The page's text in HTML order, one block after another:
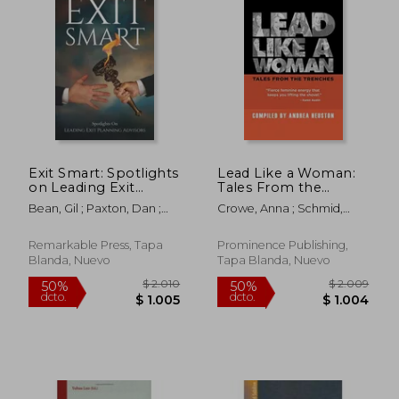
50%
dcto.
50%
dcto.
Exit Smart: Spotlights
on Leading Exit
Planning Advisors (en
Inglés)
Bean, Gil ; Paxton, Dan ;
Remarkable Press, Tapa
Blanda, Nuevo
Lead Like a Woman:
Tales From the
Trenches (en Inglés)
Crowe, Anna ; Schmid,
Prominence Publishing,
Tapa Blanda, Nuevo